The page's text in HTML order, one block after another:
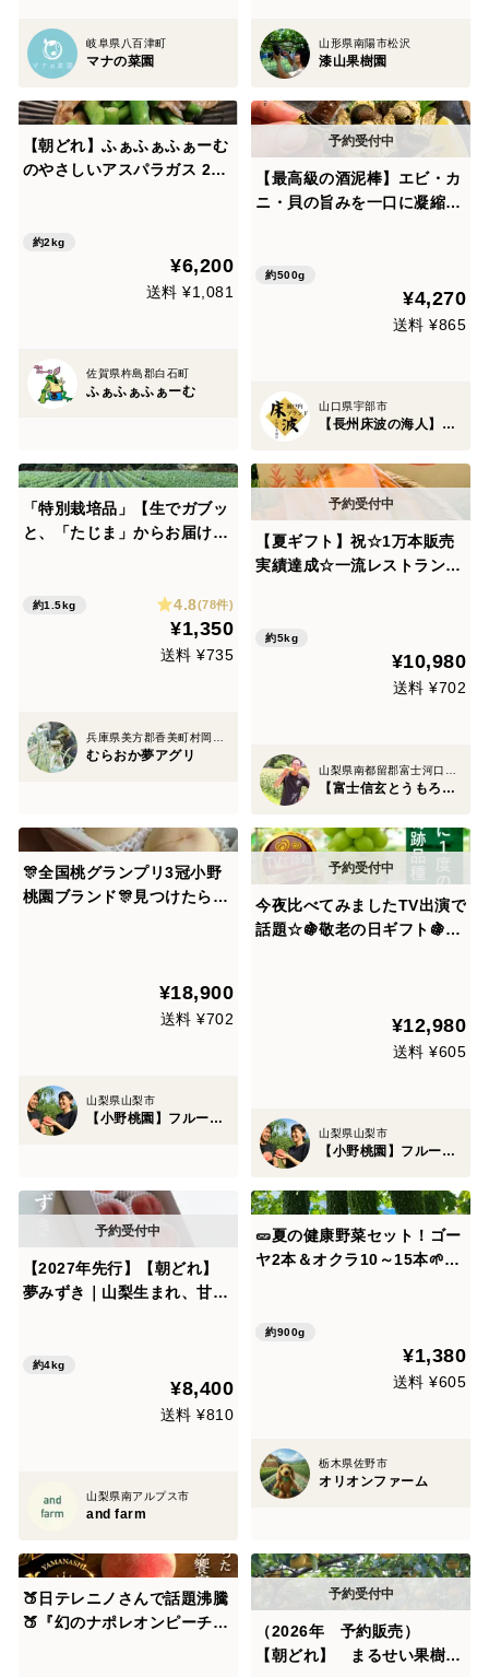
岐阜県八百津町
マナの菜園
山形県南陽市松沢
漆山果樹園
【朝どれ】ふぁふぁふぁーむ
のやさしいアスパラガス 2キ
約2kg
¥6,200
送料 ¥1,081
佐賀県杵島郡白石町
ふぁふぁふぁーむ
【最高級の酒泥棒】エビ・カ
ニ・貝の旨みを一口に凝縮し
ブランド☆約500g【朝ど
約500g
¥4,270
送料 ¥865
山口県宇部市
【長州床波の海人】瀬戸内ブランド
「特別栽培品」【生でガブッ
と、「たじま」からお届け】
ｋｇ」【朝どれ】
約1.5kg 4.8(78件)
¥1,350
送料 ¥735
むらおか夢アグリ
【夏ギフト】祝☆1万本販売
実績達成☆一流レストラン御
糖度を誇る『富士信玄とうも
ろこし』約5kg【朝どれ】8
約5kg
¥10,980
送料 ¥702
【富士信玄とうもろこし】大澤園
🎊全国桃グランプリ3冠小野
桃園ブランド🎊見つけたら超
¥18,900
送料 ¥702
山梨県山梨市
【小野桃園】フルーツ王国山梨ブランド
今夜比べてみましたTV出演で
話題☆🍇敬老の日ギフト🍇樹
【約1kg(2房)】シャインマス
カット【2026年先行予約】
¥12,980
送料 ¥605
山梨県山梨市
【小野桃園】フルーツ王国山梨ブランド
【2027年先行】【朝どれ】
夢みずき｜山梨生まれ、甘さ
約4kg
¥8,400
送料 ¥810
山梨県南アルプス市
and farm
🥒夏の健康野菜セット！ゴー
ヤ2本＆オクラ10～15本🌱苦
【朝どれ】🥒
約900g
¥1,380
送料 ¥605
栃木県佐野市
オリオンファーム
🍑日テレニノさんで話題沸騰
🍑『幻のナポレオンピーチ』
（2026年 予約販売）
【朝どれ】 まるせい果樹園